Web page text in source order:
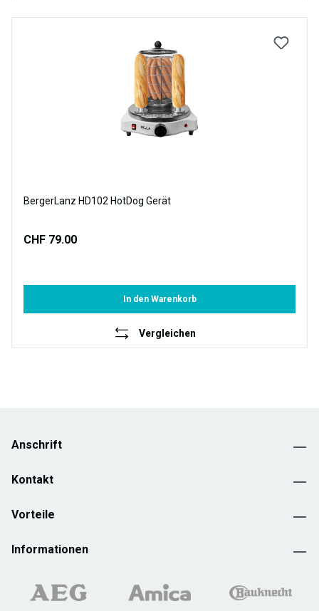
BergerLanz HD102 HotDog Gerät
CHF 79.00
In den Warenkorb
Vergleichen
Anschrift
Kontakt
Vorteile
Informationen